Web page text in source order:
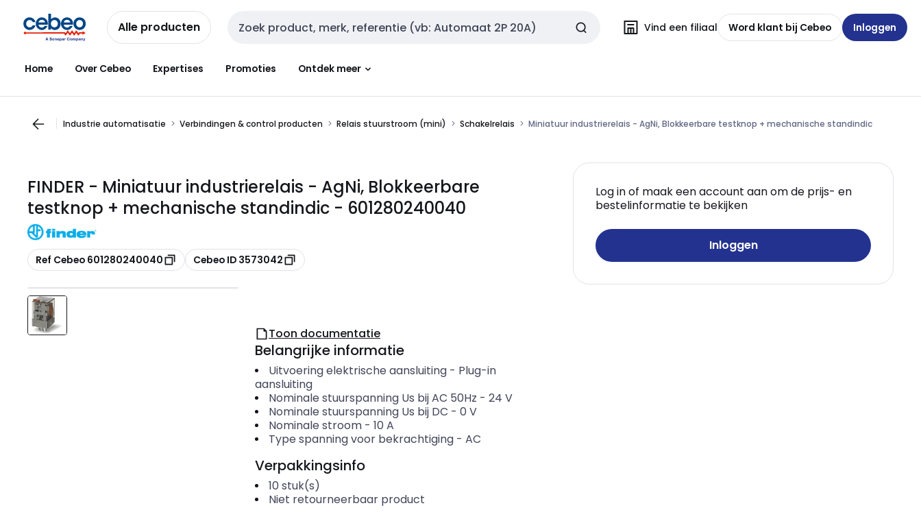
naar
navigatie
naar
inhoud
Alle producten Zoekveld invoer Vind een filiaal Word klant bij Cebeo Inloggen
Home Over Cebeo Expertises Promoties Ontdek meer
Industrie automatisatie Verbindingen & control producten Relais stuurstroom (mini) Schakelrelais Miniatuur industrierelais - AgNi, Blokkeerbare testknop + mechanische standindic
FINDER - Miniatuur industrierelais - AgNi, Blokkeerbare
testknop + mechanische standindic - 601280240040
Kopiëren
Ref Cebeo 601280240040 Kopiëren
Cebeo ID 3573042
Log in of maak een account aan om de prijs- en
bestelinformatie te bekijken
Inloggen
Toon documentatie
Belangrijke informatie
Uitvoering elektrische aansluiting- Plug-in
aansluiting
Nominale stuurspanning Us bij AC 50Hz - 24 V
Nominale stuurspanning Us bij DC - 0 V
Nominale stroom- 10 A
Type spanning voor bekrachtiging- AC
Verpakkingsinfo
10 stuk(s)
Niet retourneerbaar product